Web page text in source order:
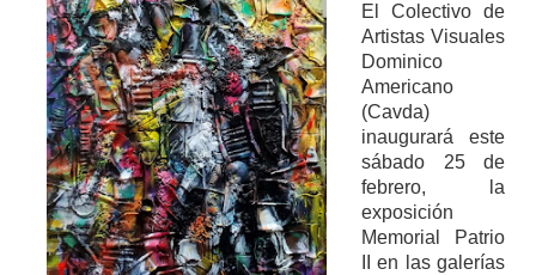
El Colectivo de
Artistas Visuales
Dominico
Americano
(Cavda)
inaugurará este
sábado 25 de
febrero, la
exposición
Memorial Patrio
II en las galerías